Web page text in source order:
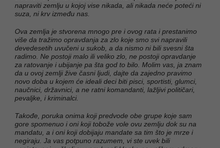
napraviti zemlju u kojoj vise nikada, ali nikada neće poteći ni
suza, ni krv između nas.
Ova zemlja je stvorena mnogo pre i ovog rata i prestanimo
više da tražimo opravdanja za zlo koje smo svi napravili
devedesetih uvučeni u sukob, a da nismo ni bili svesni šta
radimo. Ne postoji malo ili veliko zlo, ne postoji opravdanje
za ratovanje i ubijanje pa šta god to bilo. Molim vas, ja znam
da u ovoj zemlji žive časni ljudi, dajte da zajedno pravimo
novo doba u kojem će ideali deci biti pisci, sportisti, glumci,
naučnici, državnici, a ne ratni komandanti, lažljivi političari,
pevaljke, i kriminalci.
Takođe, poruka onima koji predvode obe grupe koje sam
gore spomenuo i oni koji tobože vole ovu zemlju dok su na
mandatu, a i oni koji dobijaju mandate sa tim što je mrze i
negiraju. Ja vas potpuno razumem, vi ste uvek bili